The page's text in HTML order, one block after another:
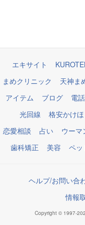
エキサイト
まめクリニック
天神ま
アイテム
ブログ 電
光回線
格安かけほ
恋愛相談
占い ウーマ
歯科矯正
美容 ペッ
ヘルプ/お問い合
情報
Copyright © 1997-